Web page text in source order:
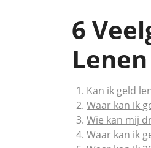
6
Kan ik geld
Waar kan ik
Wie kan mij
Waar kan ik